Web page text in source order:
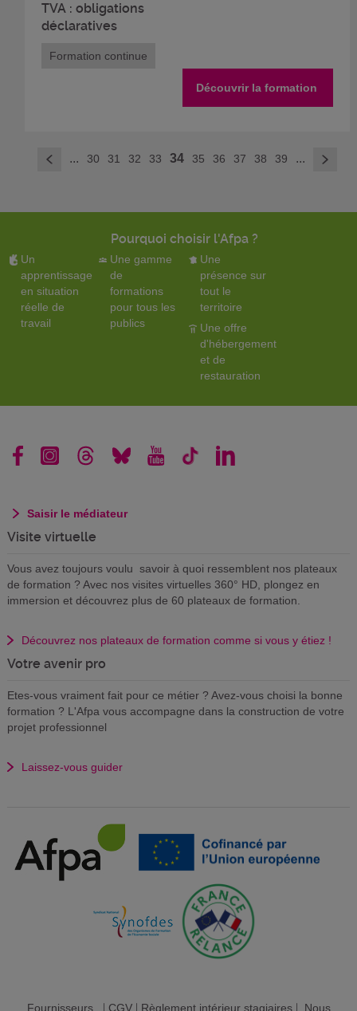
TVA : obligations
déclaratives
Formation continue
Découvrir la formation
< ... 30 31 32 33 34 35 36 37 38 39 ... >
Pourquoi choisir l'Afpa ?
Un
apprentissage
en situation
réelle de
travail
Une gamme
de
formations
pour tous les
publics
Une
présence sur
tout le
territoire
Une offre
d'hébergement
et de
restauration
Saisir le médiateur
Visite virtuelle
Vous avez toujours voulu savoir à quoi ressemblent nos plateaux
de formation ? Avec nos visites virtuelles 360° HD, plongez en
immersion et découvrez plus de 60 plateaux de formation.
Découvrez nos plateaux de formation comme si vous y étiez !
Votre avenir pro
Etes-vous vraiment fait pour ce métier ? Avez-vous choisi la bonne
formation ? L'Afpa vous accompagne dans la construction de votre
projet professionnel
Laissez-vous guider
Fournisseurs| CGV| Règlement intérieur stagiaires| Nous